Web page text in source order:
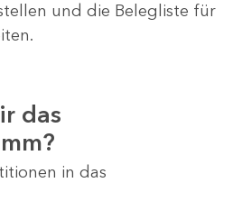
und die Belegliste für
das
in das